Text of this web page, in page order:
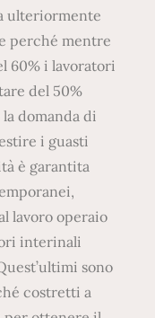
ulteriormente
perché mentre
60% i lavoratori
del 50%
domanda di
i guasti
è garantita
lavoro operaio
interinali
sono
costretti a